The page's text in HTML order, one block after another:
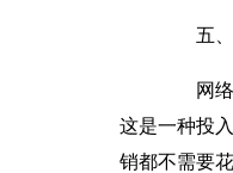
五、
网络的
这是一种投
销都不需要